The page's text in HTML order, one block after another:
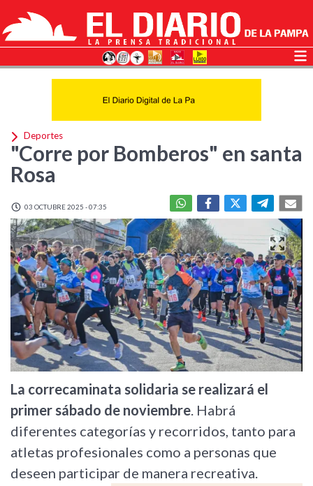
Deportes
"Corre por Bomberos" en santa
Rosa
03 OCTUBRE 2025 - 07:35
La correcaminata solidaria se realizará el
primer sábado de noviembre. Habrá
diferentes categorías y recorridos, tanto para
atletas profesionales como a personas que
deseen participar de manera recreativa.